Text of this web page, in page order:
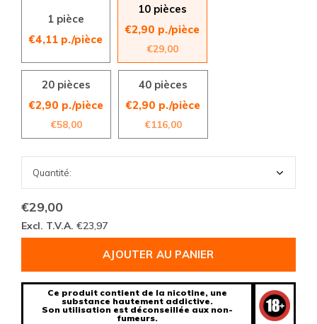
1 pièce
€4,11 p./pièce
10 pièces
€2,90 p./pièce
€29,00
20 pièces
€2,90 p./pièce
€58,00
40 pièces
€2,90 p./pièce
€116,00
€29,00
Excl. T.V.A. €23,97
AJOUTER AU PANIER
Ce produit contient de la nicotine, une
substance hautement addictive.
Son utilisation est déconseillée aux non-
fumeurs.